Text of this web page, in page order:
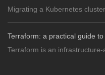
Migrating a Kubernetes
Terraform: a practical guide
Terraform is an infrastructure-